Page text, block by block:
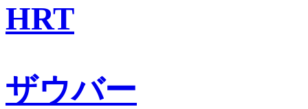
HRT
ザウバー